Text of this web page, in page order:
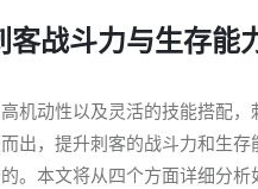
客战斗力与生存能
机动性以及灵活的技能搭配，
出，提升刺客的战斗力和生存
。本文将从四个方面详细分析